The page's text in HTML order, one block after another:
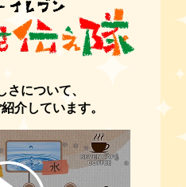
さについて、
介しています。